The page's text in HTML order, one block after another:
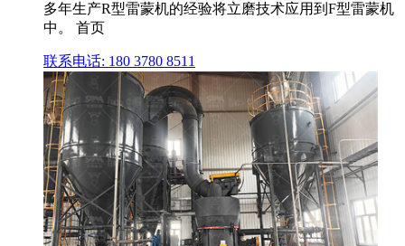
多年生产R型雷蒙机的经验将立磨技术应用到F型雷蒙机
中。 首页
联系电话: 180 3780 8511